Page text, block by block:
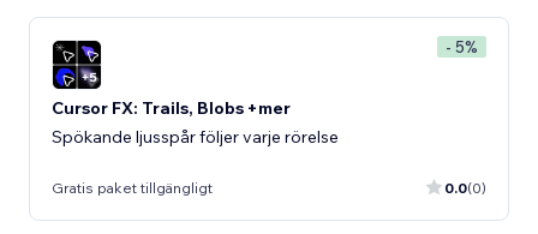
- 5%
Cursor FX: Trails, Blobs +mer
Spökande ljusspår följer varje rörelse
Gratis paket tillgängligt 0.0(0)